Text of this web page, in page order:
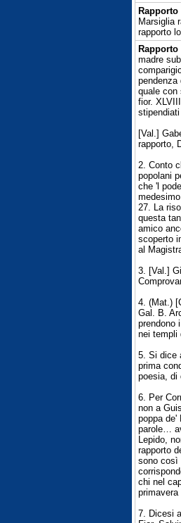
Rapporto
Marsiglia
rapporto
Rapporto
madre
pendenza
quale con
fior.
[Val.]
rapporto,
2. Conto
popolani
che 'l
27. La
questa
amico
scoperto
al
3. [Val.]
4. (Mat.)
Gal. B.
prendono
nei templi
5. Si dice
prima
poesia, di
6. Per
non a
poppa de'
parole…
Lepido,
rapporto
sono così
chi nel
7. Dicesi